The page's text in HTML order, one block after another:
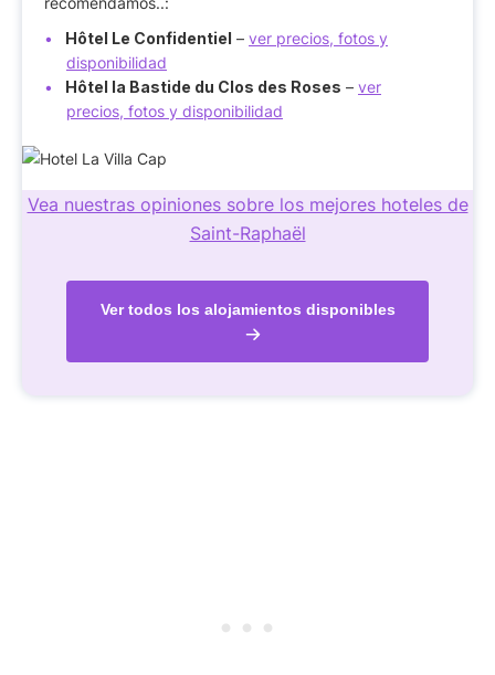
Hôtel Le Confidentiel – ver precios, fotos y
disponibilidad
Hôtel la Bastide du Clos des Roses – ver
precios, fotos y disponibilidad
Vea nuestras opiniones sobre los mejores hoteles de
Saint-Raphaël
Ver todos los alojamientos disponibles